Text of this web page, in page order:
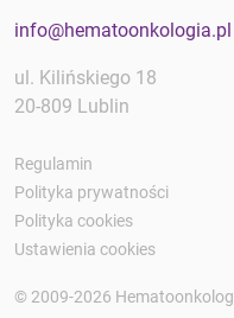
info@hematoonkologia.pl
ul. Kilińskiego 18
20-809 Lublin
Regulamin
Polityka prywatności
Polityka cookies
Ustawienia cookies
© 2009-2026